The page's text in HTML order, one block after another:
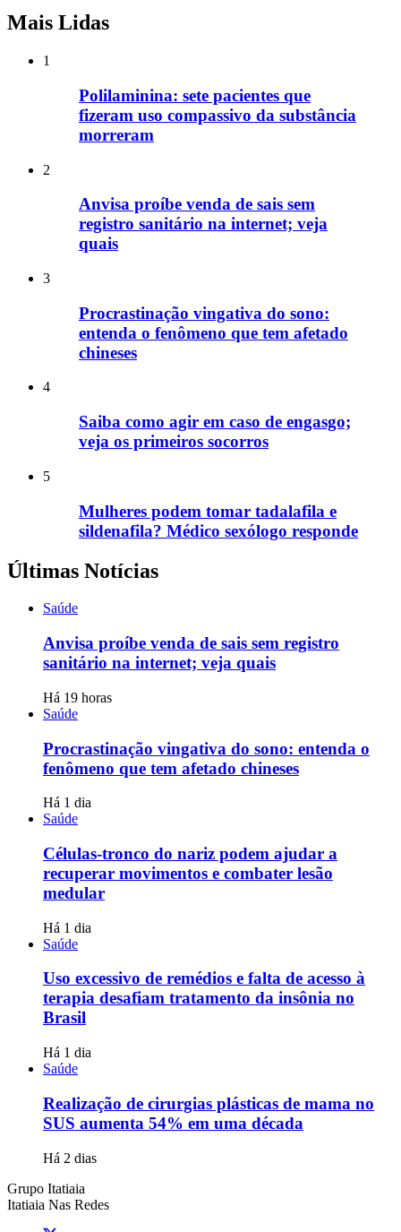
Mais Lidas
1
Polilaminina: sete pacientes que
fizeram uso compassivo da substância
morreram
2
Anvisa proíbe venda de sais sem
registro sanitário na internet; veja
quais
3
Procrastinação vingativa do sono:
entenda o fenômeno que tem afetado
chineses
4
Saiba como agir em caso de engasgo;
veja os primeiros socorros
5
Mulheres podem tomar tadalafila e
sildenafila? Médico sexólogo responde
Últimas Notícias
Saúde
Anvisa proíbe venda de sais sem registro
sanitário na internet; veja quais
Há 19 horas
Saúde
Procrastinação vingativa do sono: entenda o
fenômeno que tem afetado chineses
Há 1 dia
Saúde
Células-tronco do nariz podem ajudar a
recuperar movimentos e combater lesão
medular
Há 1 dia
Saúde
Uso excessivo de remédios e falta de acesso à
terapia desafiam tratamento da insônia no
Brasil
Há 1 dia
Saúde
Realização de cirurgias plásticas de mama no
SUS aumenta 54% em uma década
Há 2 dias
Grupo Itatiaia
Itatiaia Nas Redes